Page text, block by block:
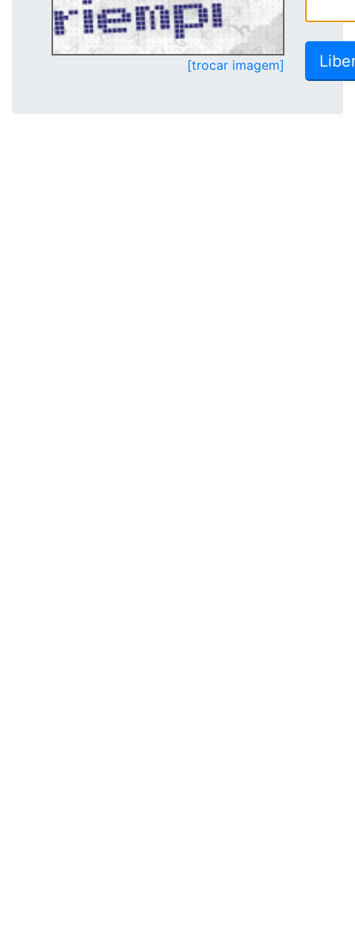
[trocar imagem]